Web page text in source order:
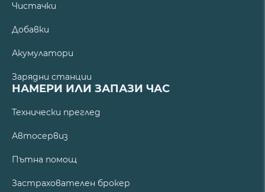
Чистачки
Добавки
Акумулатори
Зарядни станции
НАМЕРИ ИЛИ ЗАПАЗИ ЧАС
Технически преглед
Автосервиз
Пътна помощ
Застрахователен брокер